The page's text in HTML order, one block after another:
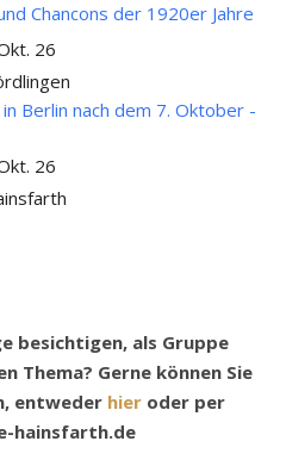
Chancons der 1920er Jahre
26
Berlin nach dem 7. Oktober -
26
besichtigen, als Gruppe
Thema? Gerne können Sie
entweder hier oder per
hainsfarth.de